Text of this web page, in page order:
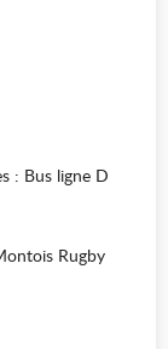
: Bus ligne D
Rugby